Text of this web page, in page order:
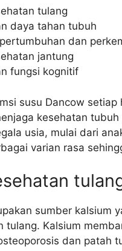
tulang
daya tahan tubuh
dan
jantung
fungsi kognitif
susu Dancow
kesehatan
usia, mulai dari
varian rasa
sumber kalsium
tulang. Kalsium
dan patah